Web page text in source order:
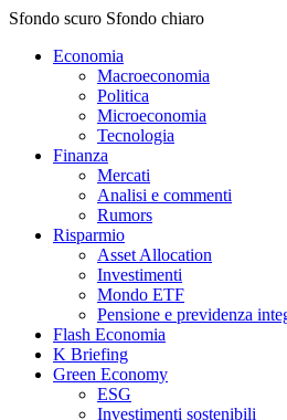
Sfondo scuro Sfondo chiaro
Economia
Macroeconomia
Politica
Microeconomia
Tecnologia
Finanza
Mercati
Analisi e commenti
Rumors
Risparmio
Asset Allocation
Investimenti
Mondo ETF
Pensione e previdenza
Flash Economia
K Briefing
Green Economy
ESG
Investimenti sostenibili